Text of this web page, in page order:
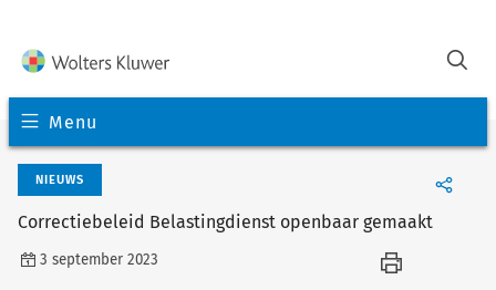
Menu
NIEUWS
Correctiebeleid Belastingdienst openbaar gemaakt
3 september 2023